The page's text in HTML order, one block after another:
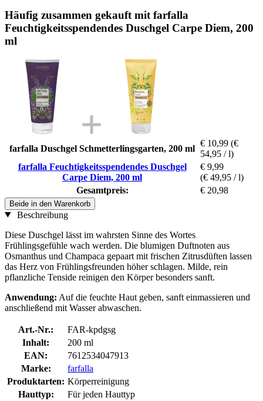
Häufig zusammen gekauft mit farfalla
Feuchtigkeitsspendendes Duschgel Carpe Diem, 200
ml
farfalla Duschgel Schmetterlingsgarten, 200 ml
€ 10,99 (€
54,95 / l)
farfalla Feuchtigkeitsspendendes Duschgel
Carpe Diem, 200 ml
€ 9,99
(€ 49,95 / l)
Gesamtpreis:
€ 20,98
Beide in den Warenkorb
Beschreibung
Diese Duschgel lässt im wahrsten Sinne des Wortes
Frühlingsgefühle wach werden. Die blumigen Duftnoten aus
Osmanthus und Champaca gepaart mit frischen Zitrusdüften lassen
das Herz von Frühlingsfreunden höher schlagen. Milde, rein
pflanzliche Tenside reinigen den Körper besonders sanft.
Anwendung: Auf die feuchte Haut geben, sanft einmassieren und
anschließend mit Wasser abwaschen.
Art.-Nr.:
FAR-kpdgsg
Inhalt:
200 ml
EAN:
7612534047913
Marke:
farfalla
Produktarten: Körperreinigung
Hauttyp:
Für jeden Hauttyp